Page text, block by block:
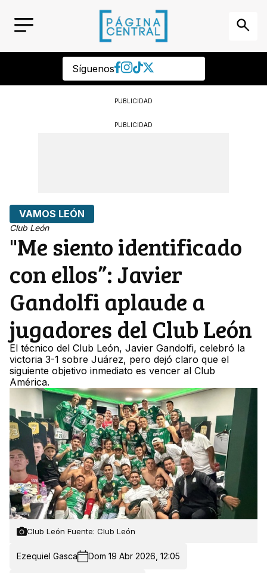
Síguenos
PUBLICIDAD
PUBLICIDAD
VAMOS LEÓN
Club León
"Me siento identificado
con ellos”: Javier
Gandolfi aplaude a
jugadores del Club León
El técnico del Club León, Javier Gandolfi, celebró la
victoria 3-1 sobre Juárez, pero dejó claro que el
siguiente objetivo inmediato es vencer al Club
América.
Club León Fuente: Club León
Ezequiel Gasca Dom 19 Abr 2026, 12:05